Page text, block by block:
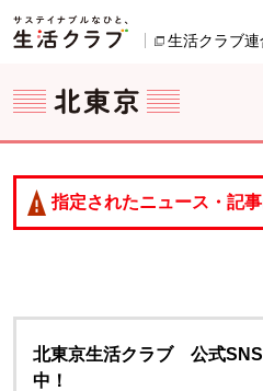
ページの先頭です。
生活クラブ連
ここからサイト内共通メニューで
サイト内共通メニューをスキップ
サイト内共通メニューここまで。
指定されたニュース・記事
北東京生活クラブ 公式
中！